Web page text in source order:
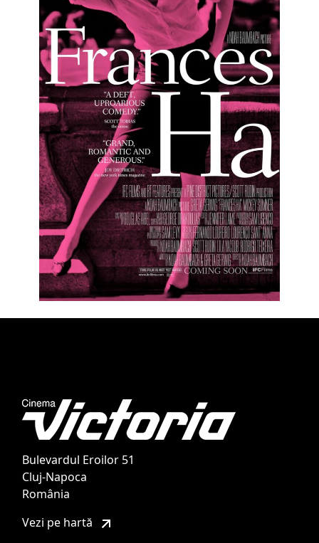
Bulevardul Eroilor 51
Cluj-Napoca
România
Vezi pe hartă